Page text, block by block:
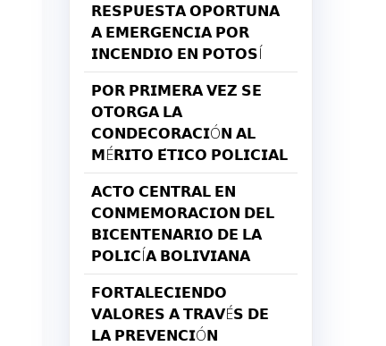
𝗥𝗘𝗦𝗣𝗨𝗘𝗦𝗧𝗔 𝗢𝗣𝗢𝗥𝗧𝗨𝗡𝗔
𝗔 𝗘𝗠𝗘𝗥𝗚𝗘𝗡𝗖𝗜𝗔 𝗣𝗢𝗥
𝗜𝗡𝗖𝗘𝗡𝗗𝗜𝗢 𝗘𝗡 𝗣𝗢𝗧𝗢𝗦Í
𝗣𝗢𝗥 𝗣𝗥𝗜𝗠𝗘𝗥𝗔 𝗩𝗘𝗭 𝗦𝗘
𝗢𝗧𝗢𝗥𝗚𝗔 𝗟𝗔
𝗖𝗢𝗡𝗗𝗘𝗖𝗢𝗥𝗔𝗖𝗜Ó𝗡 𝗔𝗟
𝗠É𝗥𝗜𝗧𝗢 𝗘́𝗧𝗜𝗖𝗢 𝗣𝗢𝗟𝗜𝗖𝗜𝗔𝗟
𝗔𝗖𝗧𝗢 𝗖𝗘𝗡𝗧𝗥𝗔𝗟 𝗘𝗡
𝗖𝗢𝗡𝗠𝗘𝗠𝗢𝗥𝗔𝗖𝗜𝗢𝗡 𝗗𝗘𝗟
𝗕𝗜𝗖𝗘𝗡𝗧𝗘𝗡𝗔𝗥𝗜𝗢 𝗗𝗘 𝗟𝗔
𝗣𝗢𝗟𝗜𝗖Í𝗔 𝗕𝗢𝗟𝗜𝗩𝗜𝗔𝗡𝗔
𝗙𝗢𝗥𝗧𝗔𝗟𝗘𝗖𝗜𝗘𝗡𝗗𝗢
𝗩𝗔𝗟𝗢𝗥𝗘𝗦 𝗔 𝗧𝗥𝗔𝗩É𝗦 𝗗𝗘
𝗟𝗔 𝗣𝗥𝗘𝗩𝗘𝗡𝗖𝗜Ó𝗡